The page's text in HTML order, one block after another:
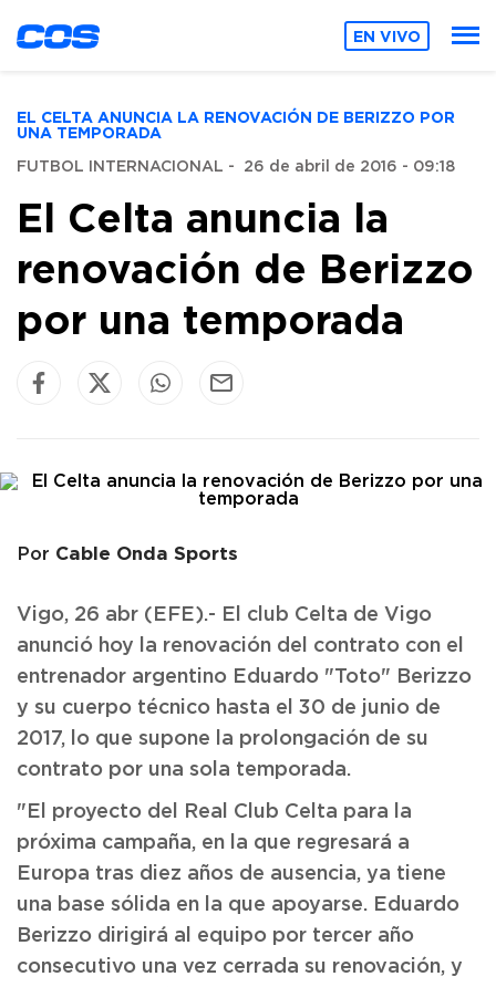
EN VIVO
EL CELTA ANUNCIA LA RENOVACIÓN DE BERIZZO POR
UNA TEMPORADA
FUTBOL INTERNACIONAL - 26 de abril de 2016 - 09:18
El Celta anuncia la
renovación de Berizzo
por una temporada
Por Cable Onda Sports
Vigo, 26 abr (EFE).- El club Celta de Vigo
anunció hoy la renovación del contrato con el
entrenador argentino Eduardo "Toto" Berizzo
y su cuerpo técnico hasta el 30 de junio de
2017, lo que supone la prolongación de su
contrato por una sola temporada.
"El proyecto del Real Club Celta para la
próxima campaña, en la que regresará a
Europa tras diez años de ausencia, ya tiene
una base sólida en la que apoyarse. Eduardo
Berizzo dirigirá al equipo por tercer año
consecutivo una vez cerrada su renovación, y